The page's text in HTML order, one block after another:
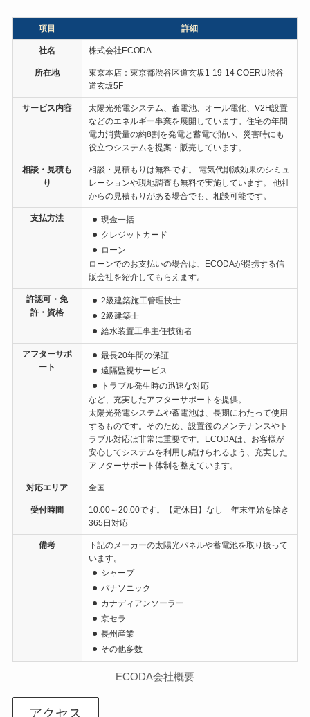
セスは、すべて最初に説明を受けた
とおりにクリアできました。
項目 詳細
社名 株式会社ECODA
所在地
東京本店：東京都渋谷区道玄坂1-19-14 COERU渋谷
道玄坂5F
サービス内容
太陽光発電システム、蓄電池、オール電化、V2H設置
などのエネルギー事業を展開しています。住宅の年間
電力消費量の約8割を発電と蓄電で賄い、災害時にも
役立つシステムを提案・販売しています。
相談・見積も
り
相談・見積もりは無料です。 電気代削減効果のシミュ
レーションや現地調査も無料で実施しています。 他社
からの見積もりがある場合でも、相談可能です。
支払方法
現金一括
クレジットカード
ローン
ローンでのお支払いの場合は、ECODAが提携する信
販会社を紹介してもらえます。
許認可・免
許・資格
2級建築施工管理技士
2級建築士
給水装置工事主任技術者
アフターサポ
ート
最長20年間の保証
遠隔監視サービス
トラブル発生時の迅速な対応
など、充実したアフターサポートを提供。
太陽光発電システムや蓄電池は、長期にわたって使用
するものです。そのため、設置後のメンテナンスやト
ラブル対応は非常に重要です。ECODAは、お客様が
安心してシステムを利用し続けられるよう、充実した
アフターサポート体制を整えています。
対応エリア 全国
受付時間
10:00～20:00です。【定休日】なし 年末年始を除き
365日対応
備考
下記のメーカーの太陽光パネルや蓄電池を取り扱って
います。
シャープ
パナソニック
カナディアンソーラー
京セラ
長州産業
その他多数
ECODA会社概要
アクセス